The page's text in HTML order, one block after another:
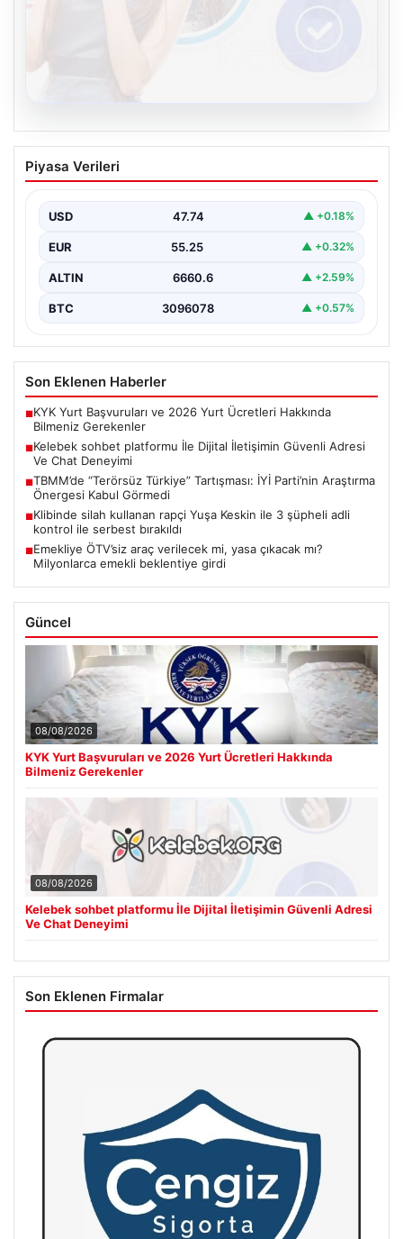
Kelebek sohbet platformu İle Dijital
İletişimin Güvenli Adresi Ve Chat
İnternet çağında insanların güvenli bir biçimde bağlantı
Piyasa Verileri
USD 47.74 ▲ +0.18%
EUR 55.25 ▲ +0.32%
ALTIN 6660.6 ▲ +2.59%
BTC 3096078 ▲ +0.57%
Son Eklenen Haberler
■KYK Yurt Başvuruları ve 2026 Yurt Ücretleri Hakkında
Bilmeniz Gerekenler
■Kelebek sohbet platformu İle Dijital İletişimin Güvenli Adresi
Ve Chat Deneyimi
■TBMM’de “Terörsüz Türkiye” Tartışması: İYİ Parti’nin Araştırma
Önergesi Kabul Görmedi
■Klibinde silah kullanan rapçi Yuşa Keskin ile 3 şüpheli adli
kontrol ile serbest bırakıldı
■Emekliye ÖTV’siz araç verilecek mi, yasa çıkacak mı?
Milyonlarca emekli beklentiye girdi
Güncel
08/08/2026
KYK Yurt Başvuruları ve 2026 Yurt Ücretleri Hakkında
Bilmeniz Gerekenler
08/08/2026
Kelebek sohbet platformu İle Dijital İletişimin Güvenli Adresi
Ve Chat Deneyimi
Son Eklenen Firmalar